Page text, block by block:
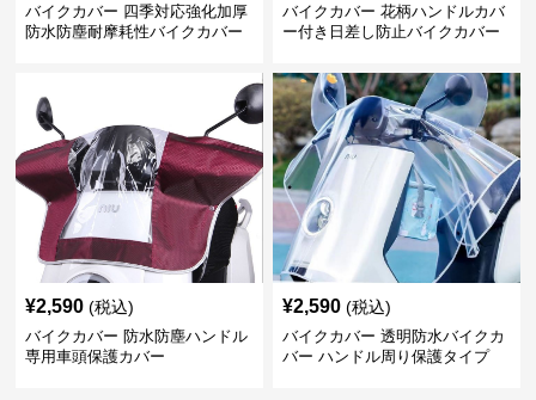
バイクカバー 四季対応強化加厚
防水防塵耐摩耗性バイクカバー
バイクカバー 花柄ハンドルカバ
ー付き日差し防止バイクカバー
¥2,590 (税込)
バイクカバー 防水防塵ハンドル
専用車頭保護カバー
¥2,590 (税込)
バイクカバー 透明防水バイクカ
バー ハンドル周り保護タイプ